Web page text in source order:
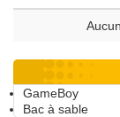
GameBoy
Bac à sable